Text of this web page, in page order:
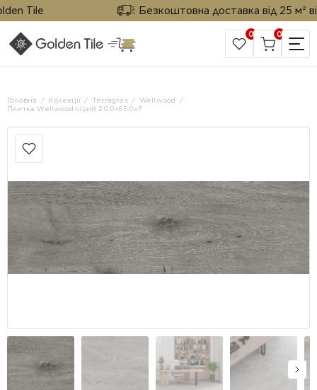
Tile Безкоштовна доставка від 25 м² від
САЙТ КОМПАНІЇ
0 0
Головна Колекції Terragres
Wellwood
Плитка Wellwood сірий 200x650x7